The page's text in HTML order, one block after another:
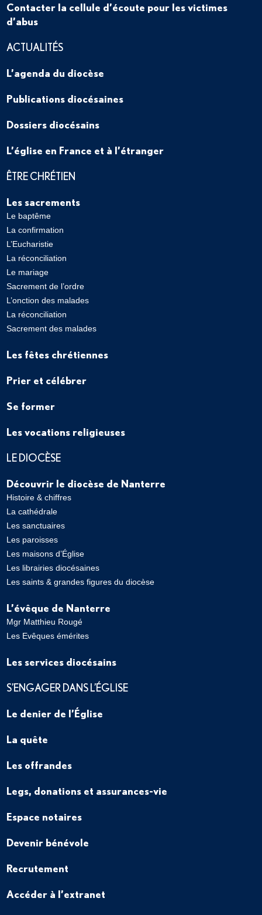
Contacter la cellule d’écoute pour les victimes
d’abus
ACTUALITÉS
L’agenda du diocèse
Publications diocésaines
Dossiers diocésains
L’église en France et à l’étranger
ÊTRE CHRÉTIEN
Les sacrements
Le baptême
La confirmation
L’Eucharistie
La réconciliation
Le mariage
Sacrement de l’ordre
L’onction des malades
La réconciliation
Sacrement des malades
Les fêtes chrétiennes
Prier et célébrer
Se former
Les vocations religieuses
LE DIOCÈSE
Découvrir le diocèse de Nanterre
Histoire & chiffres
La cathédrale
Les sanctuaires
Les paroisses
Les maisons d’Église
Les librairies diocésaines
Les saints & grandes figures du diocèse
L’évêque de Nanterre
Mgr Matthieu Rougé
Les Evêques émérites
Les services diocésains
S’ENGAGER DANS L’ÉGLISE
Le denier de l’Église
La quête
Les offrandes
Legs, donations et assurances-vie
Espace notaires
Devenir bénévole
Recrutement
Accéder à l’extranet